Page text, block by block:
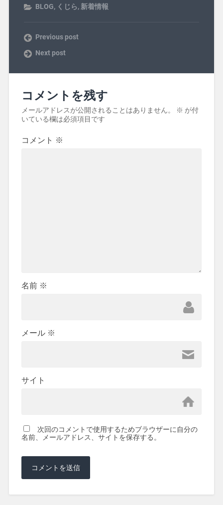
BLOG, くじら, 新着情報
Previous post
Next post
コメントを残す
メールアドレスが公開されることはありません。 ※ が付
いている欄は必須項目です
コメント ※
名前 ※
メール ※
サイト
次回のコメントで使用するためブラウザーに自分の
名前、メールアドレス、サイトを保存する。